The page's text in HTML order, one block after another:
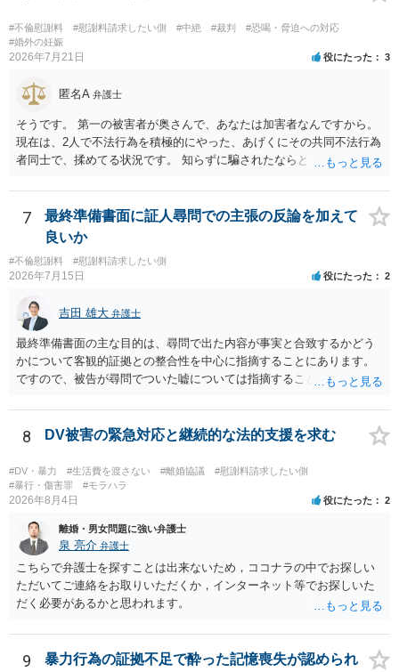
もよいように思いますが，ゼロかどうかの観点であれば，訴訟に進む
しかなくなるようにも思います。そうしますと，お近くの弁護士に相
談して進めることを検討した方がよいようにも思います。
#不倫慰謝料 #慰謝料請求したい側 #中絶 #裁判
#恐喝・脅迫への対応
#婚外の妊娠
2026年7月21日 役にたった 3
匿名A 弁護士
そうです。 第一の被害者が奥さんで、あなたは加害者なんですから。
現在は、2人で不法行為を積極的にやった、あげくにその共同不法行為
者同士で、揉めてる状況です。 知らずに騙されたならともか
というだけですから。
7
最終準備書面に証人尋問での主張の反論を加えて
良いか
#不倫慰謝料 #慰謝料請求したい側
2026年7月15日 役にたった 2
吉田 雄大 弁護士
最終準備書面の主な目的は、尋問で出た内容が事実と合致するかどう
かについて客観的証拠との整合性を中心に指摘することにあります。
ですので、被告が尋問でついた嘘については指摘することが大切で
事実でないとの指摘をすることも必要です。 これらの点について最終
準備書面で的確な指摘ができれば裁判所の理解も深まると思います
えるかどうかは、裁判官の個性に依る点が大きいので、何ともいえま
せん。
8 DV被害の緊急対応と継続的な法的支援を求む
#DV・暴力 #生活費を渡さない #離婚協議
#慰謝料請求したい側
#暴行・傷害罪
#モラハラ
2026年8月4日 役にたった 2
離婚・男女問題に強い弁護士
泉 亮介 弁護士
こちらで弁護士を探すことは出来ないため，ココナラの中でお探しい
ただいてご連絡をお取りいただくか，インターネット等でお探しいた
だく必要があるかと思われます。
9
暴力行為の証拠不足で酔った記憶喪失が認められ